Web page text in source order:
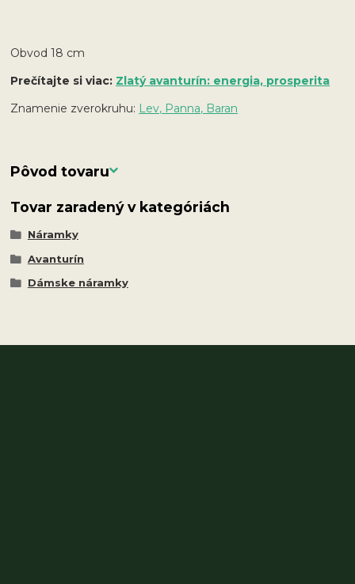
Obvod 18 cm
Prečítajte si viac: Zlatý avanturín: energia, prosperita
Znamenie zverokruhu: Lev, Panna, Baran
Pôvod tovaru
Tovar zaradený v kategóriách
Náramky
Avanturín
Dámske náramky